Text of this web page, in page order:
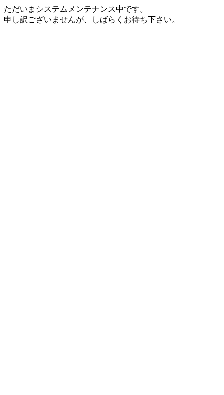
ただいまシステムメンテナンス中です。
申し訳ございませんが、しばらくお待ち下さい。